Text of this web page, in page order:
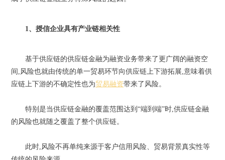
1、授信企业具有产业链相关性
基于供应链的供应链金融为融资业务带来了更广阔的融资空
间,风险也就由传统的单一贸易环节向供应链上下游拓展,意味着供
应链上下游的不确定性也为贸易融资带来了风险。
特别是当供应链金融的覆盖范围达到“端到端”时,供应链金融
的风险也就随之覆盖了整个供应链。
此时,风险不再单纯来源于客户信用风险、贸易背景真实性等